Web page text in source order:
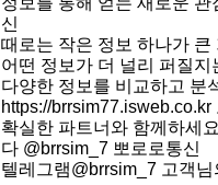
신
때로는 작은 정보 하나가
어떤 정보가 더 널리 퍼질
다양한 정보를 비교하고 분
https://brrsim77.isweb.co.kr
확실한 파트너와 함께하세
다 @brrsim_7 뽀로로통신
텔레그램@brrsim_7 고객